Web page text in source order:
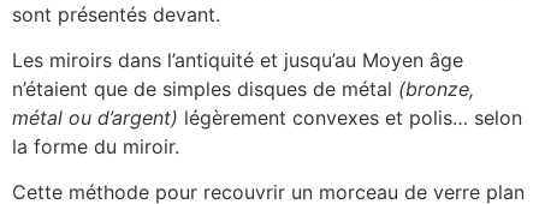
sont présentés devant.
Les miroirs dans l’antiquité et jusqu’au Moyen âge
n’étaient que de simples disques de métal (bronze,
métal ou d’argent) légèrement convexes et polis… selon
la forme du miroir.
Cette méthode pour recouvrir un morceau de verre plan